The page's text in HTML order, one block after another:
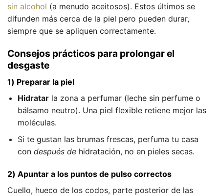
sin alcohol (a menudo aceitosos). Estos últimos se
difunden más cerca de la piel pero pueden durar,
siempre que se apliquen correctamente.
Consejos prácticos para prolongar el
desgaste
1) Preparar la piel
Hidratarla zona a perfumar (leche sin perfume o
bálsamo neutro). Una piel flexible retiene mejor las
moléculas.
Si te gustan las brumas frescas, perfuma tu casa
con después dehidratación, no en pieles secas.
2) Apuntar a los puntos de pulso correctos
Cuello, hueco de los codos, parte posterior de las